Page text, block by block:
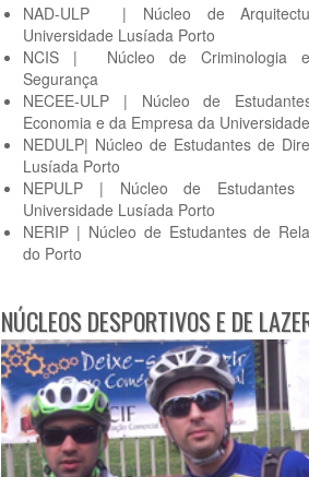
NAD-ULP | Núcleo de
Universidade Lusíada Porto
NCIS | Núcleo de Criminologia e
Segurança
NECEE-ULP | Núcleo de
Economia e da Empresa da
NEDULP| Núcleo de Estudantes de
Lusíada Porto
NEPULP | Núcleo de Estudantes
Universidade Lusíada Porto
NERIP | Núcleo de Estudantes de
do Porto
NÚCLEOS DESPORTIVOS E DE